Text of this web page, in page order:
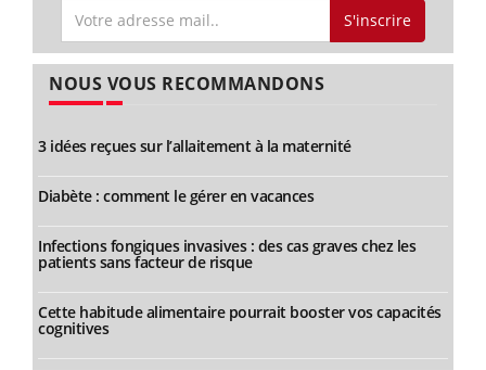
S'inscrire
NOUS VOUS RECOMMANDONS
3 idées reçues sur l’allaitement à la maternité
Diabète : comment le gérer en vacances
Infections fongiques invasives : des cas graves chez les
patients sans facteur de risque
Cette habitude alimentaire pourrait booster vos capacités
cognitives